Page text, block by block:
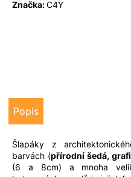
Značka:C4Y
Popis
Šlapáky z
barvách (přírodní šedá,
(6 a 8cm) a mnoha
u